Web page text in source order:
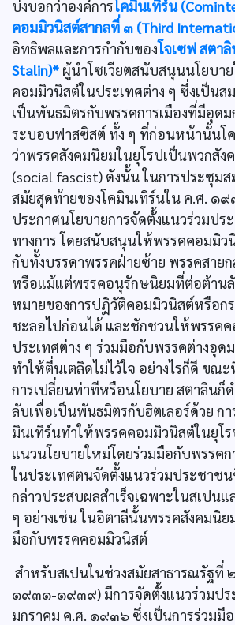
บ่งบอกว่าองค์การโคมินเทิร์น
คอมมิวนิสต์สากลที่ ๓ (Third
อิทธิพลและการกำกับของโจเซฟ สตา
Stalin)* ผู้นำโซเวียตสนับสนุนนโยบา
คอมมิวนิสต์ในประเทศต่าง ๆ ซึ่งเป็นส
เป็นพันธมิตรกับพรรคการเมืองที่มีอุด
ระบอบฟาสซิสต์ ทั้ง ๆ ที่ก่อนหน้านั้นโ
ว่าพรรคสังคมนิยมในยุโรปเป็นพวกสัง
(social fascist) ดังนั้น ในการประชุม
สมัยสุดท้ายของโคมินเทิร์นใน ค.ศ. ๑๙
ประกาศนโยบายการจัดตั้งแนวร่วมปร
ทางการ โดยสนับสนุนให้พรรคคอมมิว
กับทั้งบรรดาพรรคฝ่ายซ้าย พรรคสายก
หรือแม้แต่พรรคอนุรักษนิยมที่ต่อต้าน
หมายของการปฏิวัติคอมมิวนิสต์หรือก
ชะลอไปก่อนได้ และชักชวนให้พรรค
ประเทศต่าง ๆ ร่วมมือกับพรรคต่างอุด
ทำให้ตื่นเตลิดไม่ไว้ใจ อย่างไรก็ดี ขณ
การเปลี่ยนท่าทีหรือนโยบาย สตาลินก็
ลับเพื่อเป็นพันธมิตรกับฮิตเลอร์ด้วย ก
มินเทิร์นทำให้พรรคคอมมิวนิสต์ในยุโ
แนวนโยบายใหม่โดยร่วมมือกับพรรคก
ในประเทศตนจัดตั้งแนวร่วมประชาชน
กล่าวประสบผลสำเร็จเฉพาะในสเปน
ๆ อย่างเช่น ในอิตาลีนั้นพรรคสังคมนิย
มือกับพรรคคอมมิวนิสต์
สำหรับสเปนในช่วงสมัยสาธารณรัฐที่
๑๙๓๑-๑๙๓๙) มีการจัดตั้งแนวร่วมป
มกราคม ค.ศ. ๑๙๓๖ ซึ่งเป็นการร่วมมื